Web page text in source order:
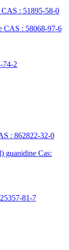
: 51895-58-0
CAS : 58068-97-6
74-2
: 862822-32-0
guanidine Cas:
81-7